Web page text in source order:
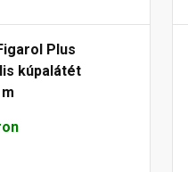
Plus
kúpalátét